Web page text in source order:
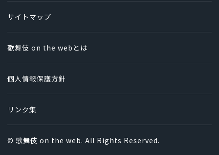
サイトマップ
歌舞伎 on the webとは
個人情報保護方針
リンク集
© 歌舞伎 on the web. All Rights Reserved.